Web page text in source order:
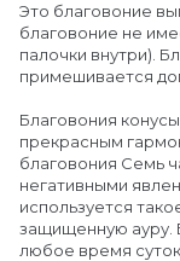
Это благовоние
благовоние не
палочки внутри).
примешивается
Благовония
прекрасным
благовония Семь
негативными
используется
защищенную ауру.
любое время